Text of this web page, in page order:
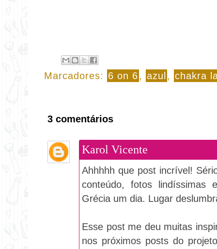
Marcadores: 6 on 6, azul , chakra
3 comentários
Karol Vicente
Ahhhhh que post incrível!
conteúdo, fotos
Grécia um dia. Lugar
Esse post me deu muitas
nos próximos posts do